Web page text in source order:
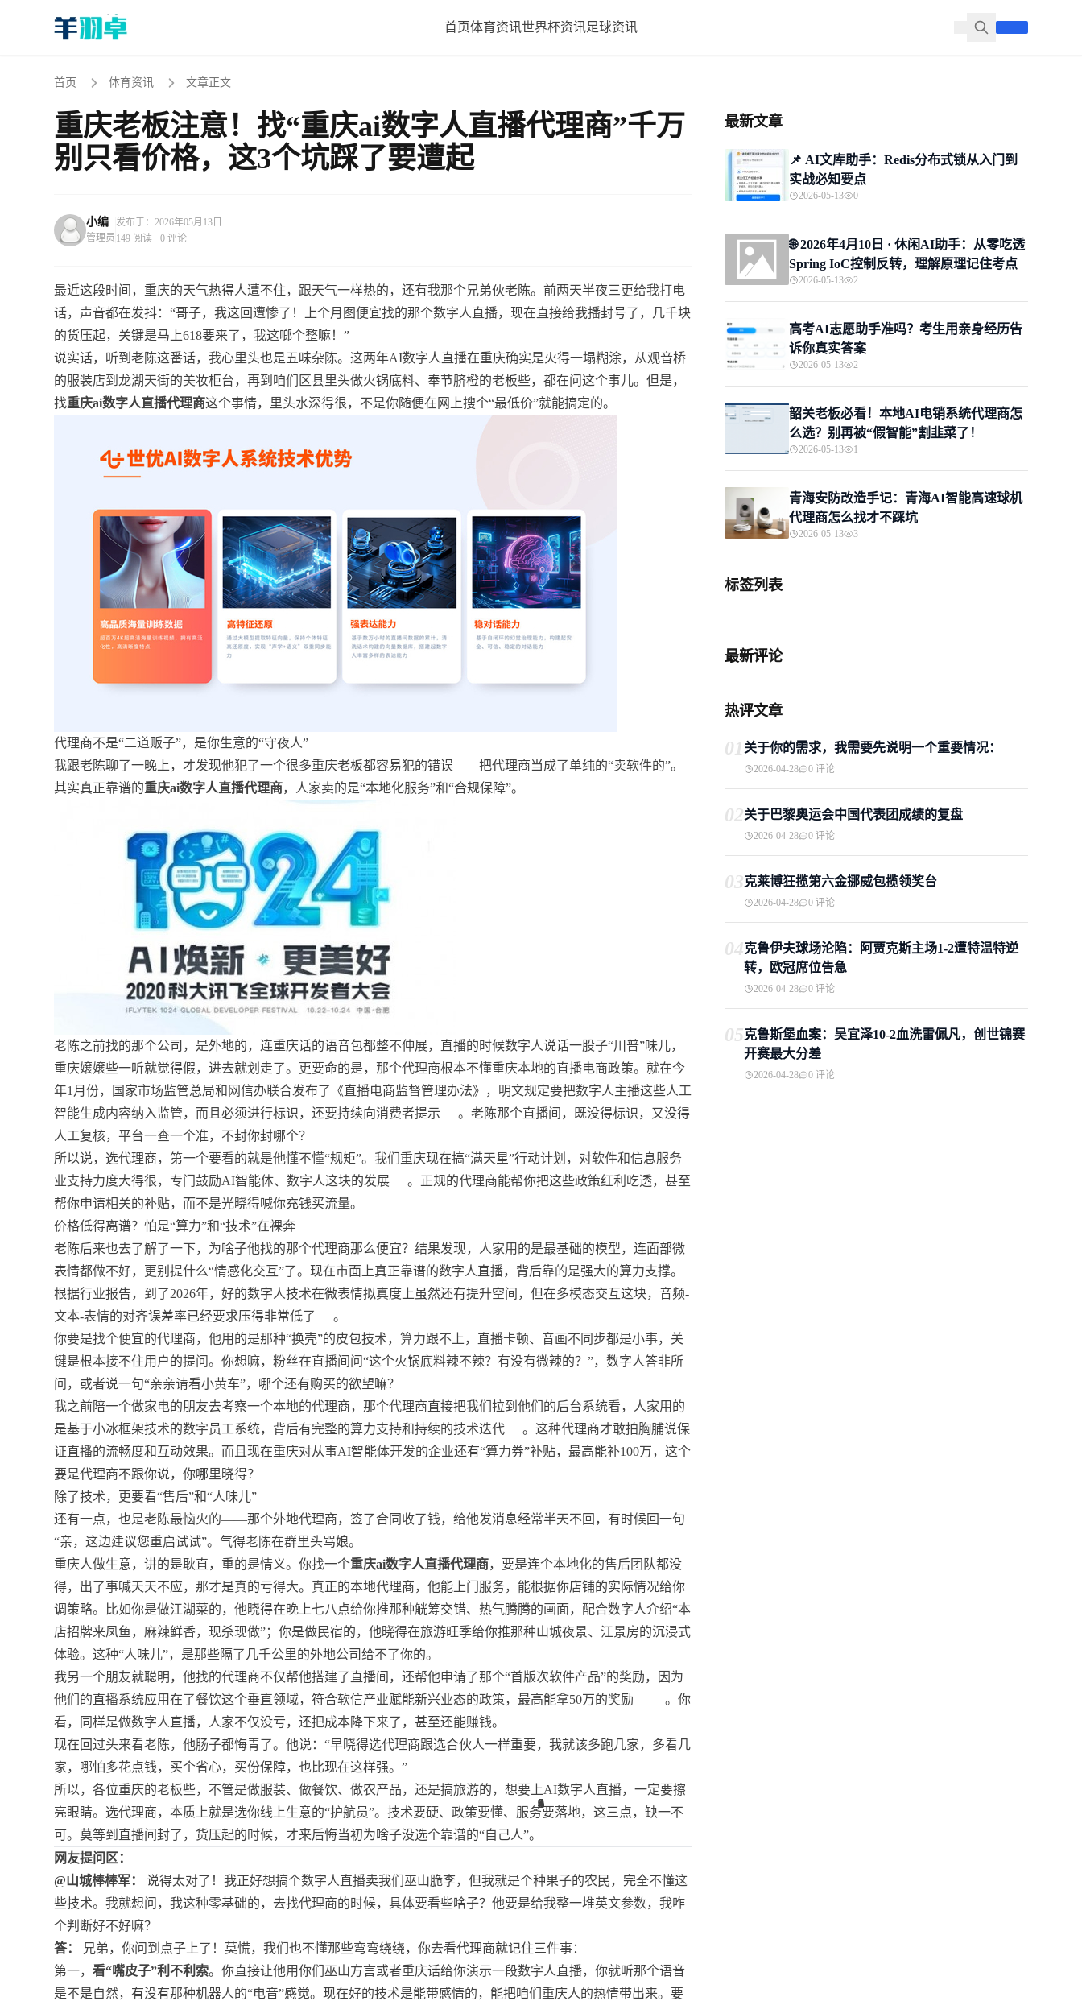
首页体育资讯世界杯资讯足球资讯
首页 体育资讯 文章正文
重庆老板注意！找“重庆ai数字人直播代理商”千万
别只看价格，这3个坑踩了要遭起
小编
管理员
发布于：2026年05月13日
149 阅读 · 0 评论
最近这段时间，重庆的天气热得人遭不住，跟天气一样热的，还有我那个兄弟伙老陈。前两天半夜三更给我打电
话，声音都在发抖：“哥子，我这回遭惨了！上个月图便宜找的那个数字人直播，现在直接给我播封号了，几千块
的货压起，关键是马上618要来了，我这啷个整嘛！”
说实话，听到老陈这番话，我心里头也是五味杂陈。这两年AI数字人直播在重庆确实是火得一塌糊涂，从观音桥
的服装店到龙湖天街的美妆柜台，再到咱们区县里头做火锅底料、奉节脐橙的老板些，都在问这个事儿。但是，
找重庆ai数字人直播代理商这个事情，里头水深得很，不是你随便在网上搜个“最低价”就能搞定的。
代理商不是“二道贩子”，是你生意的“守夜人”
我跟老陈聊了一晚上，才发现他犯了一个很多重庆老板都容易犯的错误——把代理商当成了单纯的“卖软件的”。
其实真正靠谱的重庆ai数字人直播代理商，人家卖的是“本地化服务”和“合规保障”。
老陈之前找的那个公司，是外地的，连重庆话的语音包都整不伸展，直播的时候数字人说话一股子“川普”味儿，
重庆嬢嬢些一听就觉得假，进去就划走了。更要命的是，那个代理商根本不懂重庆本地的直播电商政策。就在今
年1月份，国家市场监管总局和网信办联合发布了《直播电商监督管理办法》，明文规定要把数字人主播这些人工
智能生成内容纳入监管，而且必须进行标识，还要持续向消费者提示
6
。老陈那个直播间，既没得标识，又没得
人工复核，平台一查一个准，不封你封哪个？
所以说，选代理商，第一个要看的就是他懂不懂“规矩”。我们重庆现在搞“满天星”行动计划，对软件和信息服务
业支持力度大得很，专门鼓励AI智能体、数字人这块的发展
2
。正规的代理商能帮你把这些政策红利吃透，甚至
帮你申请相关的补贴，而不是光晓得喊你充钱买流量。
价格低得离谱？怕是“算力”和“技术”在裸奔
老陈后来也去了解了一下，为啥子他找的那个代理商那么便宜？结果发现，人家用的是最基础的模型，连面部微
表情都做不好，更别提什么“情感化交互”了。现在市面上真正靠谱的数字人直播，背后靠的是强大的算力支撑。
根据行业报告，到了2026年，好的数字人技术在微表情拟真度上虽然还有提升空间，但在多模态交互这块，音频-
文本-表情的对齐误差率已经要求压得非常低了
5
。
你要是找个便宜的代理商，他用的是那种“换壳”的皮包技术，算力跟不上，直播卡顿、音画不同步都是小事，关
键是根本接不住用户的提问。你想嘛，粉丝在直播间问“这个火锅底料辣不辣？有没有微辣的？”，数字人答非所
问，或者说一句“亲亲请看小黄车”，哪个还有购买的欲望嘛？
我之前陪一个做家电的朋友去考察一个本地的代理商，那个代理商直接把我们拉到他们的后台系统看，人家用的
是基于小冰框架技术的数字员工系统，背后有完整的算力支持和持续的技术迭代
1
。这种代理商才敢拍胸脯说保
证直播的流畅度和互动效果。而且现在重庆对从事AI智能体开发的企业还有“算力券”补贴，最高能补100万，这个
要是代理商不跟你说，你哪里晓得？
9
除了技术，更要看“售后”和“人味儿”
还有一点，也是老陈最恼火的——那个外地代理商，签了合同收了钱，给他发消息经常半天不回，有时候回一句
“亲，这边建议您重启试试”。气得老陈在群里头骂娘。
重庆人做生意，讲的是耿直，重的是情义。你找一个重庆ai数字人直播代理商，要是连个本地化的售后团队都没
得，出了事喊天天不应，那才是真的亏得大。真正的本地代理商，他能上门服务，能根据你店铺的实际情况给你
调策略。比如你是做江湖菜的，他晓得在晚上七八点给你推那种觥筹交错、热气腾腾的画面，配合数字人介绍“本
店招牌来凤鱼，麻辣鲜香，现杀现做”；你是做民宿的，他晓得在旅游旺季给你推那种山城夜景、江景房的沉浸式
体验。这种“人味儿”，是那些隔了几千公里的外地公司给不了你的。
我另一个朋友就聪明，他找的代理商不仅帮他搭建了直播间，还帮他申请了那个“首版次软件产品”的奖励，因为
他们的直播系统应用在了餐饮这个垂直领域，符合软信产业赋能新兴业态的政策，最高能拿50万的奖励
2
4
。你
看，同样是做数字人直播，人家不仅没亏，还把成本降下来了，甚至还能赚钱。
现在回过头来看老陈，他肠子都悔青了。他说：“早晓得选代理商跟选合伙人一样重要，我就该多跑几家，多看几
家，哪怕多花点钱，买个省心，买份保障，也比现在这样强。”
所以，各位重庆的老板些，不管是做服装、做餐饮、做农产品，还是搞旅游的，想要上AI数字人直播，一定要擦
亮眼睛。选代理商，本质上就是选你线上生意的“护航员”。技术要硬、政策要懂、服务要落地，这三点，缺一不
可。莫等到直播间封了，货压起的时候，才来后悔当初为啥子没选个靠谱的“自己人”。
网友提问区：
@山城棒棒军：
说得太对了！我正好想搞个数字人直播卖我们巫山脆李，但我就是个种果子的农民，完全不懂这
些技术。我就想问，我这种零基础的，去找代理商的时候，具体要看些啥子？他要是给我整一堆英文参数，我咋
个判断好不好嘛？
答：
兄弟，你问到点子上了！莫慌，我们也不懂那些弯弯绕绕，你去看代理商就记住三件事：
第一，看“嘴皮子”利不利索。你直接让他用你们巫山方言或者重庆话给你演示一段数字人直播，你就听那个语音
是不是自然，有没有那种机器人的“电音”感觉。现在好的技术是能带感情的，能把咱们重庆人的热情带出来。要
8
6
6
8
2
4
9
5
1
最新文章
📌 ​AI文库助手：Redis分布式锁从入门到
实战必知要点
2026-05-13 0
🌐 2026年4月10日 · 休闲AI助手：从零吃透
Spring IoC控制反转，理解原理记住考点
2026-05-13 2
高考AI志愿助手准吗？考生用亲身经历告
诉你真实答案
2026-05-13 2
韶关老板必看！本地AI电销系统代理商怎
么选？别再被“假智能”割韭菜了！
2026-05-13 1
青海安防改造手记：青海AI智能高速球机
代理商怎么找才不踩坑
2026-05-13 3
标签列表
最新评论
热评文章
01关于你的需求，我需要先说明一个重要情况：
2026-04-28 0 评论
02关于巴黎奥运会中国代表团成绩的复盘
2026-04-28 0 评论
03克莱博狂揽第六金挪威包揽领奖台
2026-04-28 0 评论
04克鲁伊夫球场沦陷：阿贾克斯主场1-2遭特温特逆
转，欧冠席位告急
2026-04-28 0 评论
05克鲁斯堡血案：吴宜泽10-2血洗雷佩凡，创世锦赛
开赛最大分差
2026-04-28 0 评论